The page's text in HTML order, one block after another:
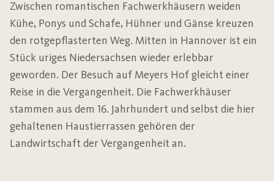
Zwischen romantischen Fachwerkhäusern weiden
Kühe, Ponys und Schafe, Hühner und Gänse kreuzen
den rotgepflasterten Weg. Mitten in Hannover ist ein
Stück uriges Niedersachsen wieder erlebbar
geworden. Der Besuch auf Meyers Hof gleicht einer
Reise in die Vergangenheit. Die Fachwerkhäuser
stammen aus dem 16. Jahrhundert und selbst die hier
gehaltenen Haustierrassen gehören der
Landwirtschaft der Vergangenheit an.